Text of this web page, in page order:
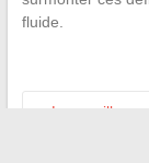
fluide.
Les